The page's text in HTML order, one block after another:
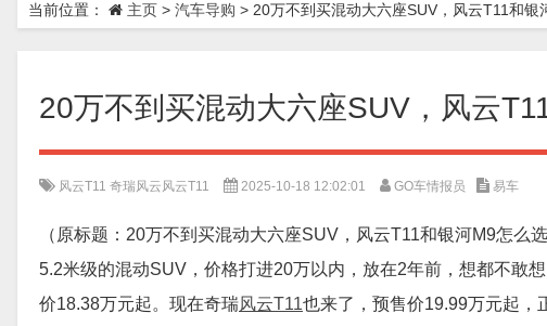
当前位置： 主页 > 汽车导购 > 20万不到买混动大六座SUV，风云T11和银
20万不到买混动大六座SUV，风云
风云T11 奇瑞风云风云T11 2025-10-18 12:02:01 GO车情报员 易车
（原标题：20万不到买混动大六座SUV，风云T11和银河M9怎么选
5.2米级的混动SUV，价格打进20万以内，放在2年前，想都不敢
价18.38万元起。现在奇瑞风云T11也来了，预售价19.99万元起，